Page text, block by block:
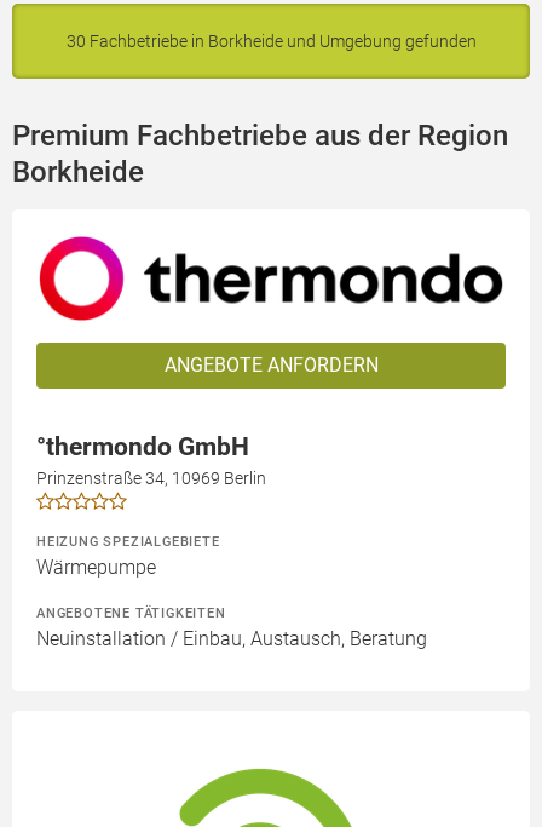
30 Fachbetriebe in Borkheide und Umgebung gefunden
Premium Fachbetriebe aus der Region
Borkheide
ANGEBOTE ANFORDERN
°thermondo GmbH
Prinzenstraße 34, 10969 Berlin
HEIZUNG SPEZIALGEBIETE
Wärmepumpe
ANGEBOTENE TÄTIGKEITEN
Neuinstallation / Einbau, Austausch, Beratung